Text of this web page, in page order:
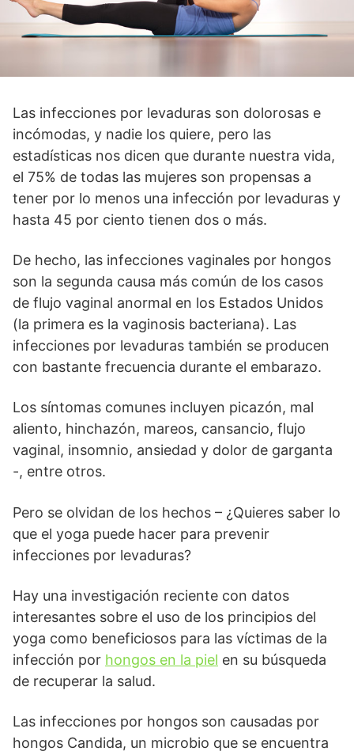
Las infecciones por levaduras son dolorosas e
incómodas, y nadie los quiere, pero las
estadísticas nos dicen que durante nuestra vida,
el 75% de todas las mujeres son propensas a
tener por lo menos una infección por levaduras y
hasta 45 por ciento tienen dos o más.
De hecho, las infecciones vaginales por hongos
son la segunda causa más común de los casos
de flujo vaginal anormal en los Estados Unidos
(la primera es la vaginosis bacteriana). Las
infecciones por levaduras también se producen
con bastante frecuencia durante el embarazo.
Los síntomas comunes incluyen picazón, mal
aliento, hinchazón, mareos, cansancio, flujo
vaginal, insomnio, ansiedad y dolor de garganta
-, entre otros.
Pero se olvidan de los hechos – ¿Quieres saber lo
que el yoga puede hacer para prevenir
infecciones por levaduras?
Hay una investigación reciente con datos
interesantes sobre el uso de los principios del
yoga como beneficiosos para las víctimas de la
infección por hongos en la piel en su búsqueda
de recuperar la salud.
Las infecciones por hongos son causadas por
hongos Candida, un microbio que se encuentra